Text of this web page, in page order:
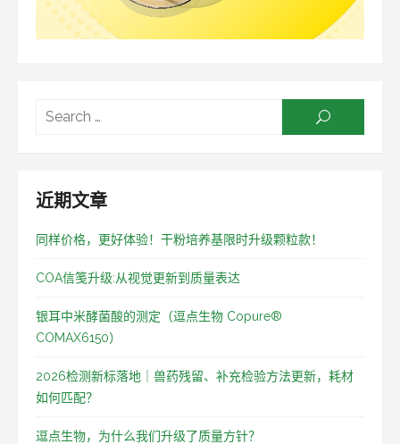
近期文章
同样价格，更好体验！干粉培养基限时升级颗粒款！
COA信笺升级:从视觉更新到质量表达
银耳中米酵菌酸的测定（逗点生物 Copure®
COMAX6150）
2026检测新标落地｜兽药残留、补充检验方法更新，耗材
如何匹配？
逗点生物，为什么我们升级了质量方针？